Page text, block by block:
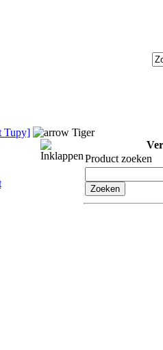
Tupy] Tiger
Product zoeken